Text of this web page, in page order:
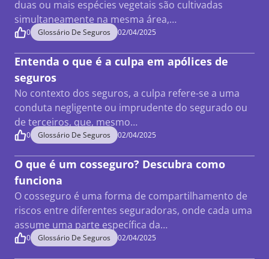
duas ou mais espécies vegetais são cultivadas
simultaneamente na mesma área,…
0 Glossário De Seguros 02/04/2025
Entenda o que é a culpa em apólices de
seguros
No contexto dos seguros, a culpa refere-se a uma
conduta negligente ou imprudente do segurado ou
de terceiros, que, mesmo…
0 Glossário De Seguros 02/04/2025
O que é um cosseguro? Descubra como
funciona
O cosseguro é uma forma de compartilhamento de
riscos entre diferentes seguradoras, onde cada uma
assume uma parte específica da…
0 Glossário De Seguros 02/04/2025